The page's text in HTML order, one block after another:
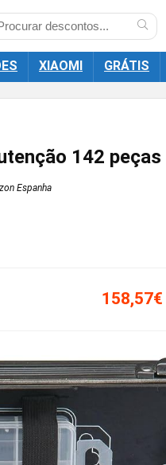
XIAOMI GRÁTIS
142 peças
Espanha
158,57€